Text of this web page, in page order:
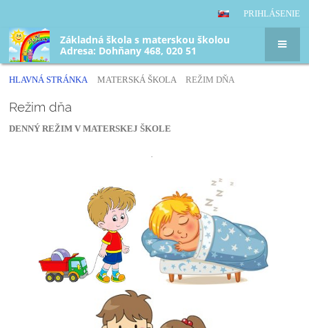
PRIHLÁSENIE
Základná škola s materskou školou
Adresa: Dohňany 468, 020 51
HLAVNÁ STRÁNKA MATERSKÁ ŠKOLA REŽIM DŇA
Režim
dňa
Režim dňa
DENNÝ REŽIM V MATERSKEJ ŠKOLE
·